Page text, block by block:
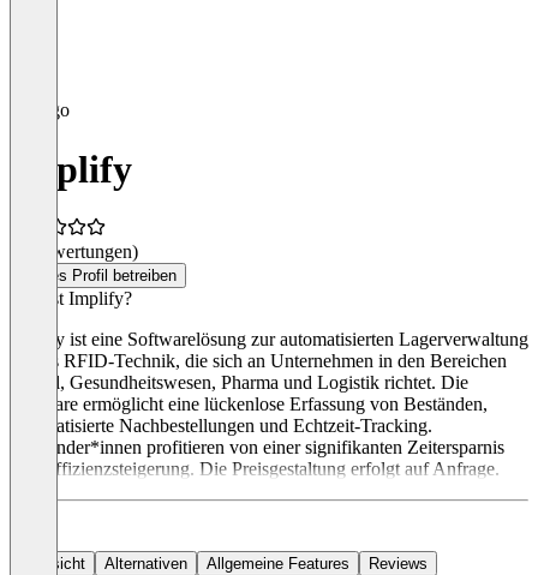
Implify
(0 Bewertungen)
Dieses Profil betreiben
Was ist Implify?
Implify ist eine Softwarelösung zur automatisierten Lagerverwaltung
mittels RFID-Technik, die sich an Unternehmen in den Bereichen
Dental, Gesundheitswesen, Pharma und Logistik richtet. Die
Software ermöglicht eine lückenlose Erfassung von Beständen,
automatisierte Nachbestellungen und Echtzeit-Tracking.
Anwender*innen profitieren von einer signifikanten Zeitersparnis
und Effizienzsteigerung. Die Preisgestaltung erfolgt auf Anfrage.
Übersicht Alternativen Allgemeine Features Reviews